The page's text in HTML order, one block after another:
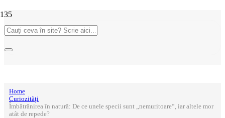
Home
Curiozități
Îmbătrânirea în natură: De ce unele specii sunt „nemuritoare“, iar altele mor
atât de repede?